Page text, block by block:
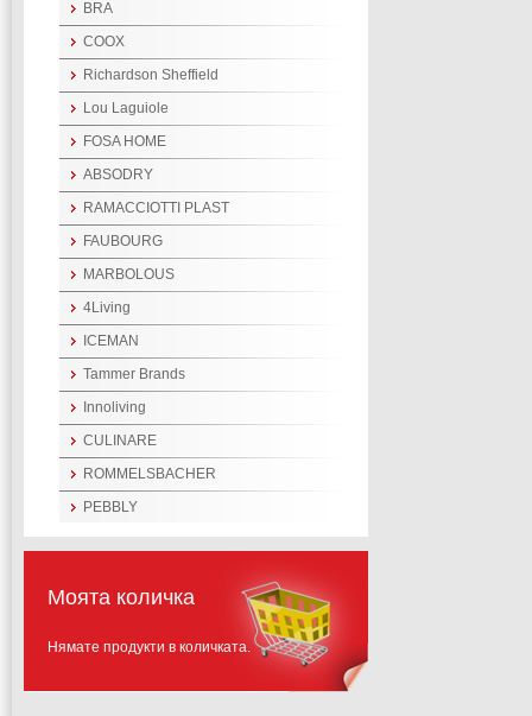
BRA
COOX
Richardson Sheffield
Lou Laguiole
FOSA HOME
ABSODRY
RAMACCIOTTI PLAST
FAUBOURG
MARBOLOUS
4Living
ICEMAN
Tammer Brands
Innoliving
CULINARE
ROMMELSBACHER
PEBBLY
Моята количка
Нямате продукти в количката.